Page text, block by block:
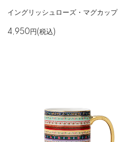
イングリッシュローズ・マグカップ
4,950円(税込)